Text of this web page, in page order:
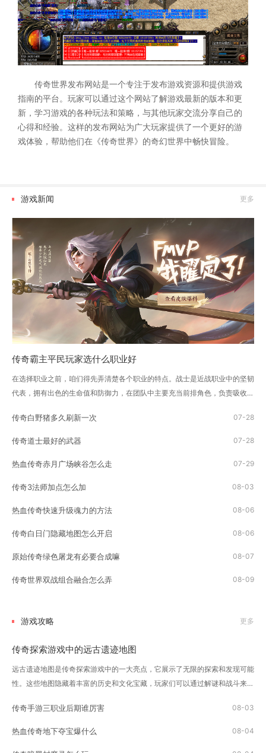
传奇世界发布网站是一个专注于发布游戏资源和提供游戏
指南的平台。玩家可以通过这个网站了解游戏最新的版本和更
新，学习游戏的各种玩法和策略，与其他玩家交流分享自己的
心得和经验。这样的发布网站为广大玩家提供了一个更好的游
戏体验，帮助他们在《传奇世界》的奇幻世界中畅快冒险。
游戏新闻 更多
传奇霸主平民玩家选什么职业好
在选择职业之前，咱们得先弄清楚各个职业的特点。战士是近战职业中的坚韧
代表，拥有出色的生命值和防御力，在团队中主要充当前排角色，负责吸收伤
传奇白野猪多久刷新一次 07-28
传奇道士最好的武器 07-28
热血传奇赤月广场峡谷怎么走 07-29
传奇3法师加点怎么加 08-03
热血传奇快速升级魂力的方法 08-06
传奇白日门隐藏地图怎么开启 08-06
原始传奇绿色屠龙有必要合成嘛 08-07
传奇世界双战组合融合怎么弄 08-09
游戏攻略 更多
传奇探索游戏中的远古遗迹地图
远古遗迹地图是传奇探索游戏中的一大亮点，它展示了无限的探索和发现可能
性。这些地图隐藏着丰富的历史和文化宝藏，玩家们可以通过解谜和战斗来逐
以通过击败敌人、完成任务或者是其他的...
传奇手游三职业后期谁厉害 08-03
热血传奇地下夺宝爆什么 08-04